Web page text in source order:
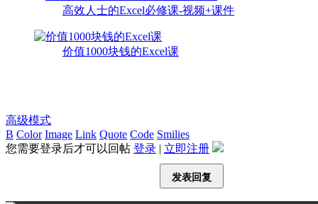
高效人士的Excel必修课-视频+课件
价值1000块钱的Excel课
高级模式
B Color Image Link Quote Code Smilies
您需要登录后才可以回帖 登录 | 立即注册
发表回复